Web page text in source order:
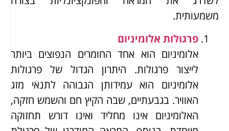
משמעותית.
פרגולות אלומיניום
אלומיניום הוא אחד החומרים הנפוצים ביותר
לייצור פרגולות. היתרון הגדול של פרגולות
אלומיניום הוא עמידותן הגבוהה לתנאי מזג
האוויר. בגבעתיים, שבה הקיץ חם והשמש חזקה,
האלומיניום אינו מחליד ואינו דורש תחזוקה